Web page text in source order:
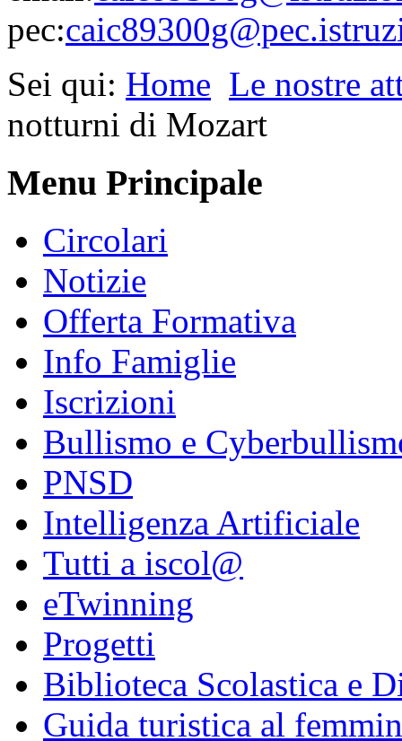
pec:
Sei qui: Home Le nostre
notturni di Mozart
Menu Principale
Circolari
Notizie
Offerta Formativa
Info Famiglie
Iscrizioni
Bullismo e
PNSD
Intelligenza Artificiale
Tutti a iscol@
eTwinning
Progetti
Biblioteca Scolastica e
Guida turistica al